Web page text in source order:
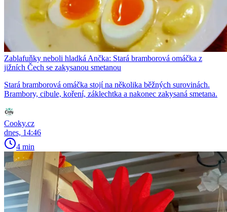
Zablafuňky neboli hladká Ančka: Stará bramborová omáčka z
jižních Čech se zakysanou smetanou
Stará bramborová omáčka stojí na několika běžných surovinách.
Brambory, cibule, koření, záklechtka a nakonec zakysaná smetana.
Cooky.cz
dnes, 14:46
4 min